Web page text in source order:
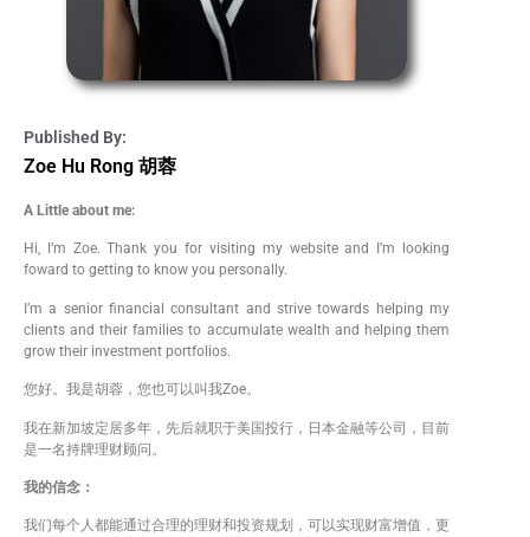
Published By:
Zoe Hu Rong 胡蓉
A Little about me:
Hi, I’m Zoe. Thank you for visiting my website and I’m looking
foward to getting to know you personally.
I’m a senior financial consultant and strive towards helping my
clients and their families to accumulate wealth and helping them
grow their investment portfolios.
您好。我是胡蓉，您也可以叫我Zoe。
我在新加坡定居多年，先后就职于美国投行，日本金融等公司，目前
是一名持牌理财顾问。
我的信念：
我们每个人都能通过合理的理财和投资规划，可以实现财富增值，更